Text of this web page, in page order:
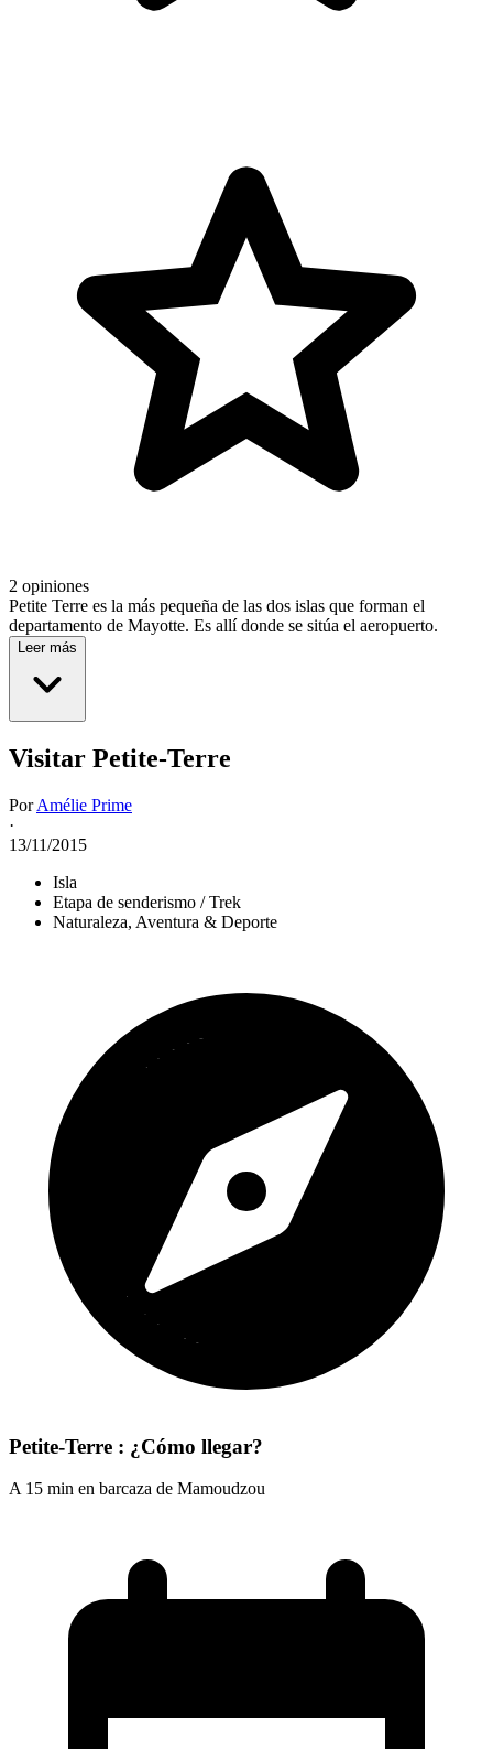
2 opiniones
Petite Terre es la más pequeña de las dos islas que forman el
departamento de Mayotte. Es allí donde se sitúa el aeropuerto.
Leer más
Visitar Petite-Terre
PorAmélie Prime
·
13/11/2015
Isla
Etapa de senderismo / Trek
Naturaleza, Aventura & Deporte
Petite-Terre : ¿Cómo llegar?
A 15 min en barcaza de Mamoudzou